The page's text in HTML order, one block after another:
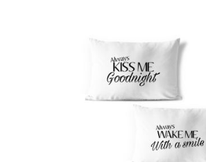
DETTAGLI